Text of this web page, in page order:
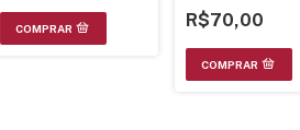
P6000UB DVH-
P4150UB
R$70,00